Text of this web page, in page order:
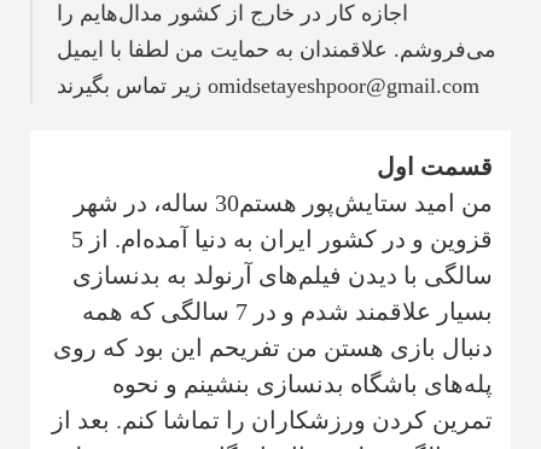
اجازه کار در خارج از کشور مدال‌هایم را
می‌فروشم. علاقمندان به حمایت من لطفا با ایمیل
زیر تماس بگیرند omidsetayeshpoor@gmail.com
قسمت اول
من امید ستایش‌پور هستم‌30 ساله، در شهر
قزوین و در کشور ایران به دنیا آمده‌ام. از 5
سالگی با دیدن فیلم‌های آرنولد به بدنسازی
بسیار علاقمند شدم و در 7 سالگی که همه
دنبال بازی هستن من تفریحم این بود که روی
پله‌های باشگاه بدنسازی بنشینم و نحوه
تمرین کردن ورزشکاران را تماشا کنم. بعد از